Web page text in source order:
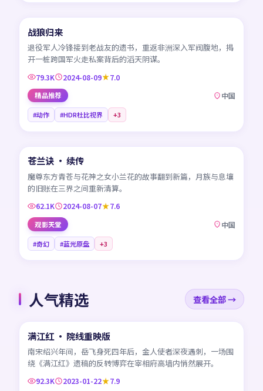
CN
战狼归来
退役军人冷锋接到老战友的遗书，重返非洲深入军阀腹地，揭
开一桩跨国军火走私案背后的滔天阴谋。
79.3K 2024-08-09 7.0
精品推荐 中国
#动作 #HDR杜比视界 +3
CN
苍兰诀 · 续传
魔尊东方青苍与花神之女小兰花的故事翻到新篇，月族与息壤
的旧账在三界之间重新清算。
62.1K 2024-08-07 7.6
观影天堂 中国
#奇幻 #蓝光原盘 +3
人气精选 查看全部 →
CN
99:34
满江红 · 院线重映版
南宋绍兴年间，岳飞身死四年后，金人使者深夜遇刺，一场围
绕《满江红》遗稿的反转博弈在宰相府高墙内悄然展开。
92.3K 2023-01-22 7.9